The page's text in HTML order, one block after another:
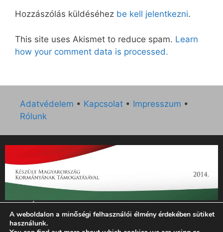
Hozzászólás küldéséhez be kell jelentkezni.
This site uses Akismet to reduce spam. Learn
how your comment data is processed.
Adatvédelem • Kapcsolat • Impresszum •
Rólunk
„Az Új Ember katolikus hetilap 2014. évi működésének
támogatását az EGYH-KCP-14-P-0121 sz. támogatási
szerződés keretében 3 000 000 Ft összegben támogatta az
A weboldalon a minőségi felhasználói élmény érdekében sütiket
használunk.